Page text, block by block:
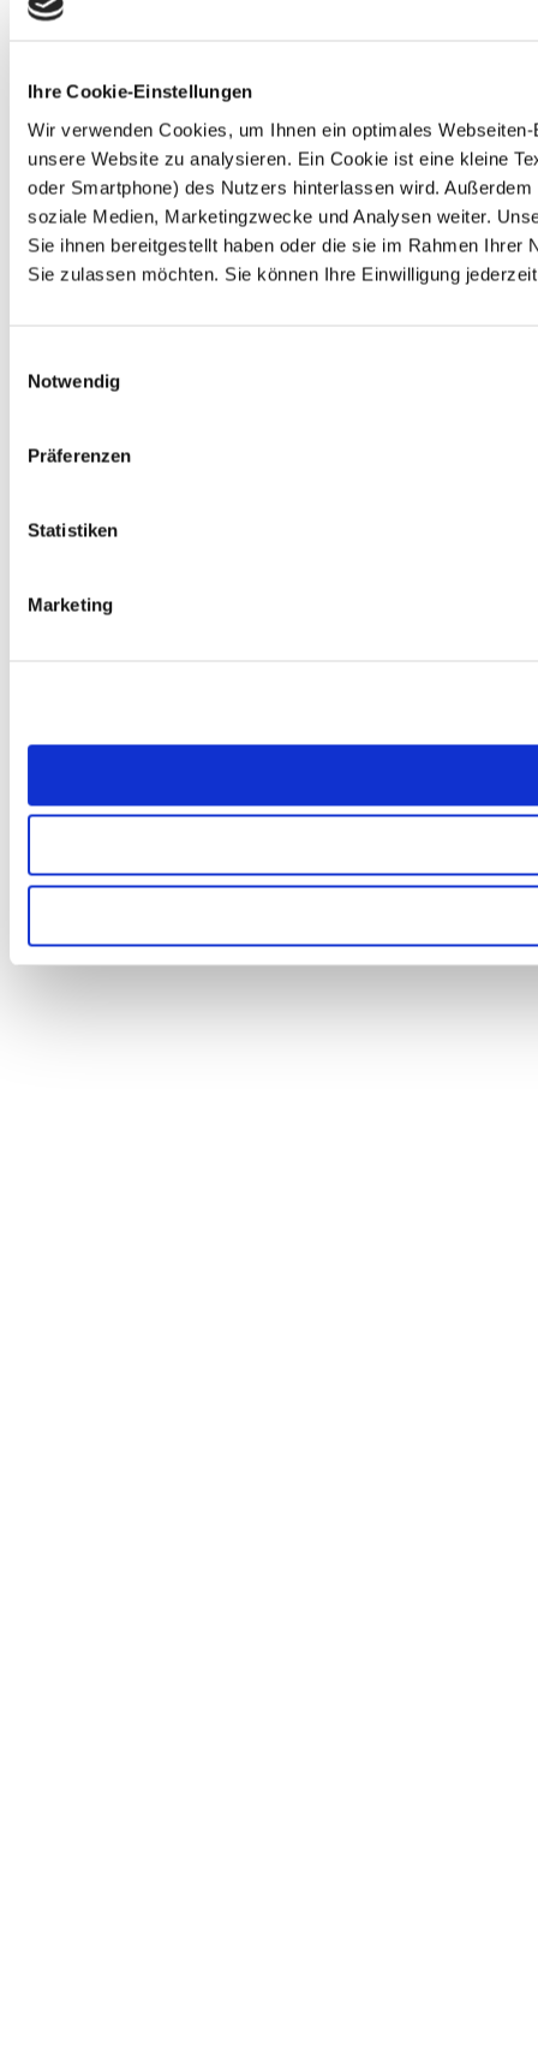
Ihre Cookie-Einstellungen
Wir verwenden Cookies, um Ihnen ein optimales
unsere Website zu analysieren. Ein Cookie ist eine kleine
oder Smartphone) des Nutzers hinterlassen wird.
soziale Medien, Marketingzwecke und Analysen weiter.
Sie ihnen bereitgestellt haben oder die sie im Rahmen
Sie zulassen möchten. Sie können Ihre Einwilligung
Notwendig
Präferenzen
Statistiken
Marketing